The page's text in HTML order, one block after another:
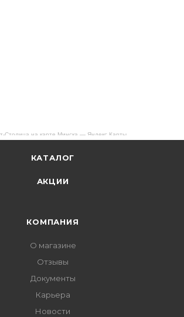
Столица на карте Минска — Яндекс Карты
КАТАЛОГ
АКЦИИ
КОМПАНИЯ
О магазине
Отзывы
Документы
Карьера
Новости